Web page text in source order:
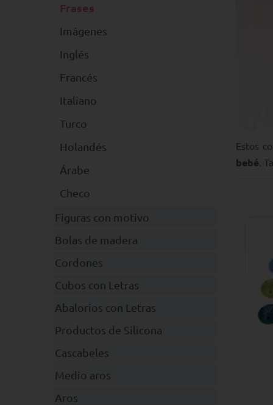
Estos
bebé .
Frases
Imágenes
Inglés
Francés
Italiano
Turco
Holandés
Árabe
Checo
Figuras con motivo
Bolas de madera
Cordones
Cubos con Letras
Abalorios con Letras
Productos de Silicona
Cascabeles
Medio aros
Aros